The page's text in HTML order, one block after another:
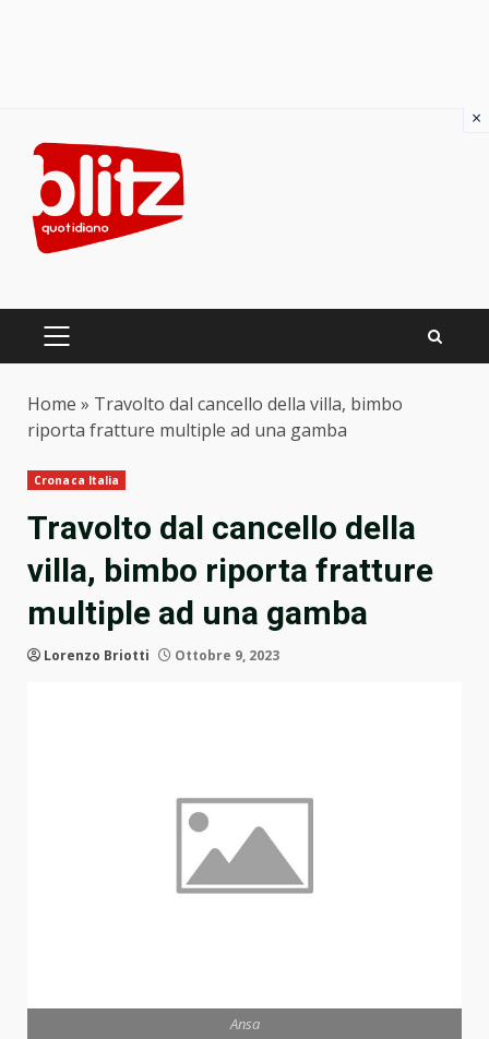
content
PRIMARY
Home » Travolto dal cancello della villa, bimbo
riporta fratture multiple ad una gamba
Cronaca Italia
Travolto dal cancello della
villa, bimbo riporta fratture
multiple ad una gamba
Lorenzo Briotti Ottobre 9, 2023
Ansa
×